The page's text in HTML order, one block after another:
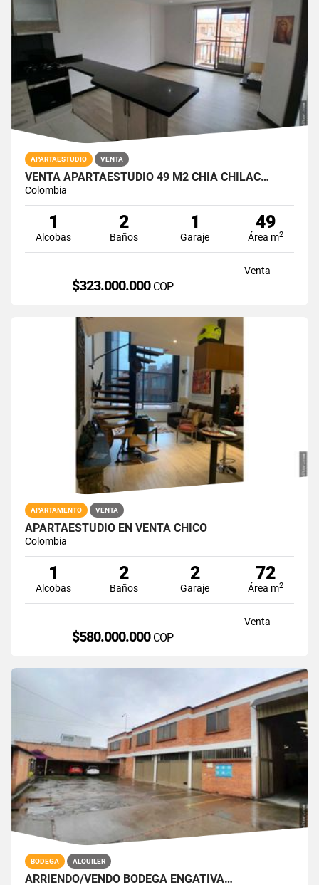
APARTAESTUDIO VENTA
VENTA APARTAESTUDIO 49 M2 CHIA CHILAC…
Colombia
1
Alcobas
2
Baños
1
Garaje
49
Área m2
Venta
$323.000.000 COP
APARTAMENTO VENTA
APARTAESTUDIO EN VENTA CHICO
Colombia
1
Alcobas
2
Baños
2
Garaje
72
Área m2
Venta
$580.000.000 COP
BODEGA ALQUILER
ARRIENDO/VENDO BODEGA ENGATIVÁ…